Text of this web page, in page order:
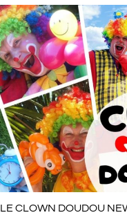
LE CLOWN DOUDOU